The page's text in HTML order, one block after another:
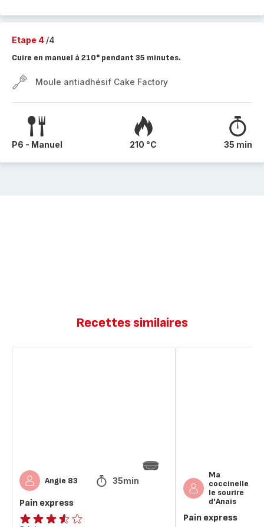
Etape 4 /4
Cuire en manuel à 210° pendant 35 minutes.
Moule antiadhésif Cake Factory
P6 - Manuel 210 °C 35 min
Recettes similaires
Angie 83 35min
Pain express
Ma
coccinelle
le sourire
d'Anais
Pain express